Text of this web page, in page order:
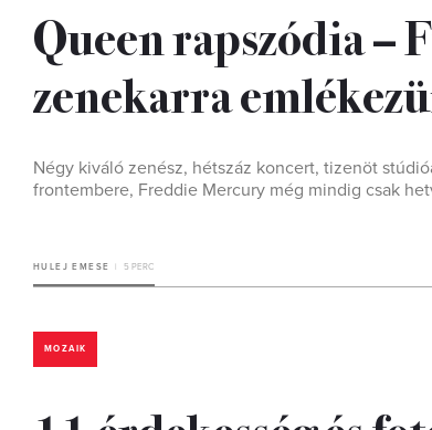
Queen rapszódia –
zenekarra
Négy kiváló zenész, hétszáz koncert, tizenöt
frontembere, Freddie Mercury még mindig csak
HULEJ EMESE 5 PERC
MOZAIK